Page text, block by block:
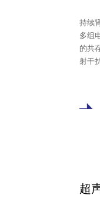
持续
多组
的共
射干